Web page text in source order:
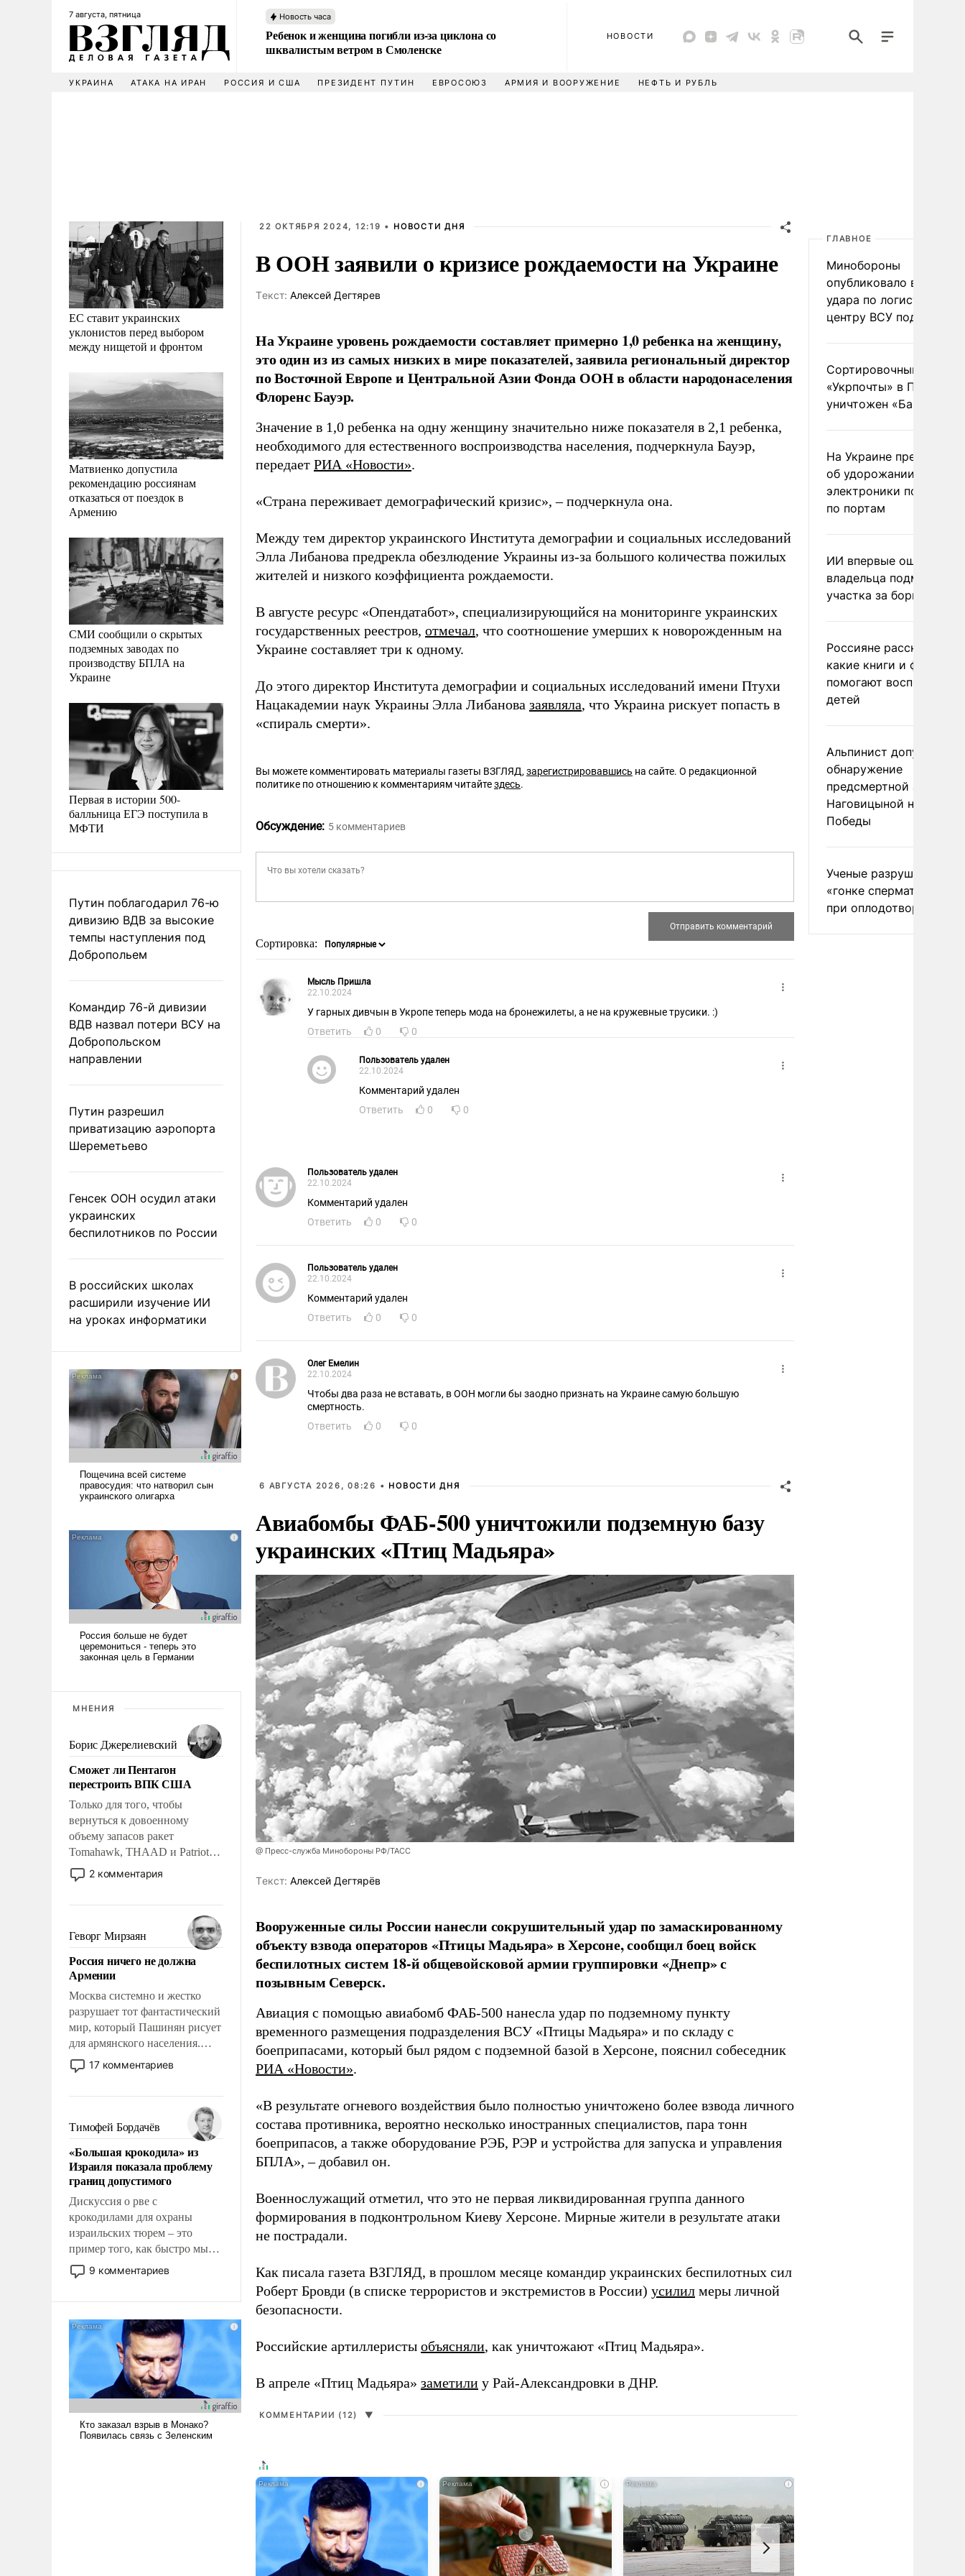
7 августа, пятница Новость часа
Ребенок и женщина погибли из-за циклона со
шквалистым ветром в Смоленске
НОВОСТИ
УКРАИНА АТАКА НА ИРАН РОССИЯ И США ПРЕЗИДЕНТ ПУТИН ЕВРОСОЮЗ АРМИЯ И ВООРУЖЕНИЕ НЕФТЬ И РУБЛЬ
ЕС ставит украинских
уклонистов перед выбором
между нищетой и фронтом
Матвиенко допустила
рекомендацию россиянам
отказаться от поездок в
Армению
СМИ сообщили о скрытых
подземных заводах по
производству БПЛА на
Украине
Первая в истории 500-
балльница ЕГЭ поступила в
МФТИ
Путин поблагодарил 76-ю
дивизию ВДВ за высокие
темпы наступления под
Добропольем
Командир 76-й дивизии
ВДВ назвал потери ВСУ на
Добропольском
направлении
Путин разрешил
приватизацию аэропорта
Шереметьево
Генсек ООН осудил атаки
украинских
беспилотников по России
В российских школах
расширили изучение ИИ
на уроках информатики
МНЕНИЯ
Борис Джерелиевский
Сможет ли Пентагон
перестроить ВПК США
Только для того, чтобы
вернуться к довоенному
объему запасов ракет
Tomahawk, THAAD и Patriot
США потребуется более трех
лет. Даже небольшая война с
Сложившаяся ситуация
означает многолетний период
уязвимости США, например,
перед Китаем.
2 комментария
Геворг Мирзаян
Россия ничего не должна
Армении
Москва системно и жестко
разрушает тот фантастический
мир, который Пашинян рисует
для армянского населения.
Мир, где политические
прожекты будут безусловно
налогоплательщиков и где
Еревану за свои поступки не
нужно отвечать.
17 комментариев
Тимофей Бордачёв
«Большая крокодила» из
Израиля показала проблему
границ допустимого
Дискуссия о рве с
крокодилами для охраны
израильских тюрем – это
пример того, как быстро мы
двигаемся по пути
революционных изменений.
псевдонаучной фантастики,
стало всерьез обсуждаемой
9 комментариев
22 ОКТЯБРЯ 2024, 12:19 • НОВОСТИ ДНЯ
В ООН заявили о кризисе рождаемости на Украине
Tекст: Алексей Дегтярев
На Украине уровень рождаемости составляет примерно 1,0 ребенка на женщину,
это один из из самых низких в мире показателей, заявила региональный директор
по Восточной Европе и Центральной Азии Фонда ООН в области народонаселения
Флоренс Бауэр.
Значение в 1,0 ребенка на одну женщину значительно ниже показателя в 2,1 ребенка,
необходимого для естественного воспроизводства населения, подчеркнула Бауэр,
передает РИА «Новости».
«Страна переживает демографический кризис», – подчеркнула она.
Между тем директор украинского Института демографии и социальных исследований
Элла Либанова предрекла обезлюдение Украины из-за большого количества пожилых
жителей и низкого коэффициента рождаемости.
В августе ресурс «Опендатабот», специализирующийся на мониторинге украинских
государственных реестров, отмечал, что соотношение умерших к новорожденным на
Украине составляет три к одному.
До этого директор Института демографии и социальных исследований имени Птухи
Нацакадемии наук Украины Элла Либанова заявляла, что Украина рискует попасть в
«спираль смерти».
Вы можете комментировать материалы газеты ВЗГЛЯД, зарегистрировавшись на сайте. О редакционной
политике по отношению к комментариям читайтездесь.
Обсуждение: 5 комментариев
Сортировка:
Мысль Пришла
22.10.2024
У гарных дивчын в Укропе теперь мода на бронежилеты, а не на кружевные трусики. :)
Ответить
0 0
Пользователь удален
22.10.2024
Комментарий удален
Ответить
0 0
Пользователь удален
22.10.2024
Комментарий удален
Ответить
0 0
Пользователь удален
22.10.2024
Комментарий удален
Ответить
0 0
Олег Емелин
22.10.2024
Чтобы два раза не вставать, в ООН могли бы заодно признать на Украине самую большую
смертность.
Ответить
0 0
6 АВГУСТА 2026, 08:26 • НОВОСТИ ДНЯ
Авиабомбы ФАБ-500 уничтожили подземную базу
украинских «Птиц Мадьяра»
@ Пресс-служба Минобороны РФ/ТАСС
Tекст: Алексей Дегтярёв
Вооруженные силы России нанесли сокрушительный удар по замаскированному
объекту взвода операторов «Птицы Мадьяра» в Херсоне, сообщил боец войск
беспилотных систем 18-й общевойсковой армии группировки «Днепр» с
позывным Северск.
Авиация с помощью авиабомб ФАБ-500 нанесла удар по подземному пункту
временного размещения подразделения ВСУ «Птицы Мадьяра» и по складу с
боеприпасами, который был рядом с подземной базой в Херсоне, пояснил собеседник
РИА «Новости».
«В результате огневого воздействия было полностью уничтожено более взвода личного
состава противника, вероятно несколько иностранных специалистов, пара тонн
боеприпасов, а также оборудование РЭБ, РЭР и устройства для запуска и управления
БПЛА», – добавил он.
Военнослужащий отметил, что это не первая ликвидированная группа данного
формирования в подконтрольном Киеву Херсоне. Мирные жители в результате атаки
не пострадали.
Как писала газета ВЗГЛЯД, в прошлом месяце командир украинских беспилотных сил
Роберт Бровди (в списке террористов и экстремистов в России) усилил меры личной
безопасности.
Российские артиллеристы объясняли, как уничтожают «Птиц Мадьяра».
В апреле «Птиц Мадьяра» заметили у Рай-Александровки в ДНР.
КОММЕНТАРИИ (12) ▼
i i i
ГЛАВНОЕ
Минобороны
опубликовало видео
удара по
центру ВСУ под Киевом
Сортировочный пункт
«Укрпочты» в
уничтожен
На Украине
об удорожании
электроники после
по портам
ИИ впервые
владельца
участка за борщевик
Россияне рассказали,
какие книги и фильмы
помогают воспитывать
детей
Альпинист допустил
обнаружение
предсмертной записки
Наговицыной на пике
Победы
Ученые разрушили миф
«гонке
при оплодотворении